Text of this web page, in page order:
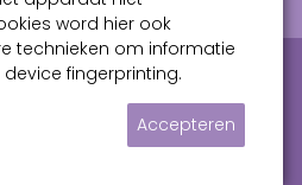
Algemene voorwaarden
word hier ook
technieken om informatie
fingerprinting.
Accepteren